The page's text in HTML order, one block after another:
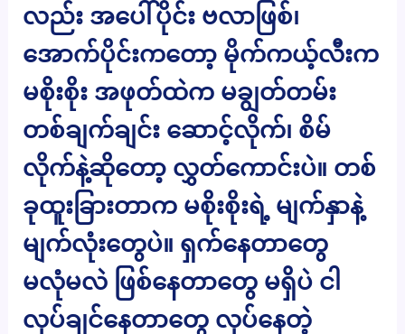
လည်း အပေါ်ပိုင်း ဗလာဖြစ်၊
အောက်ပိုင်းကတော့ မိုက်ကယ့်လီးက
မစိုးစိုး အဖုတ်ထဲက မချွတ်တမ်း
တစ်ချက်ချင်း ဆောင့်လိုက်၊ စိမ်
လိုက်နဲ့ဆိုတော့ လွှတ်ကောင်းပဲ။ တစ်
ခုထူးခြားတာက မစိုးစိုးရဲ့ မျက်နှာနဲ့
မျက်လုံးတွေပဲ။ ရှက်နေတာတွေ
မလုံမလဲ ဖြစ်နေတာတွေ မရှိပဲ ငါ
လုပ်ချင်နေတာတွေ လုပ်နေတဲ့